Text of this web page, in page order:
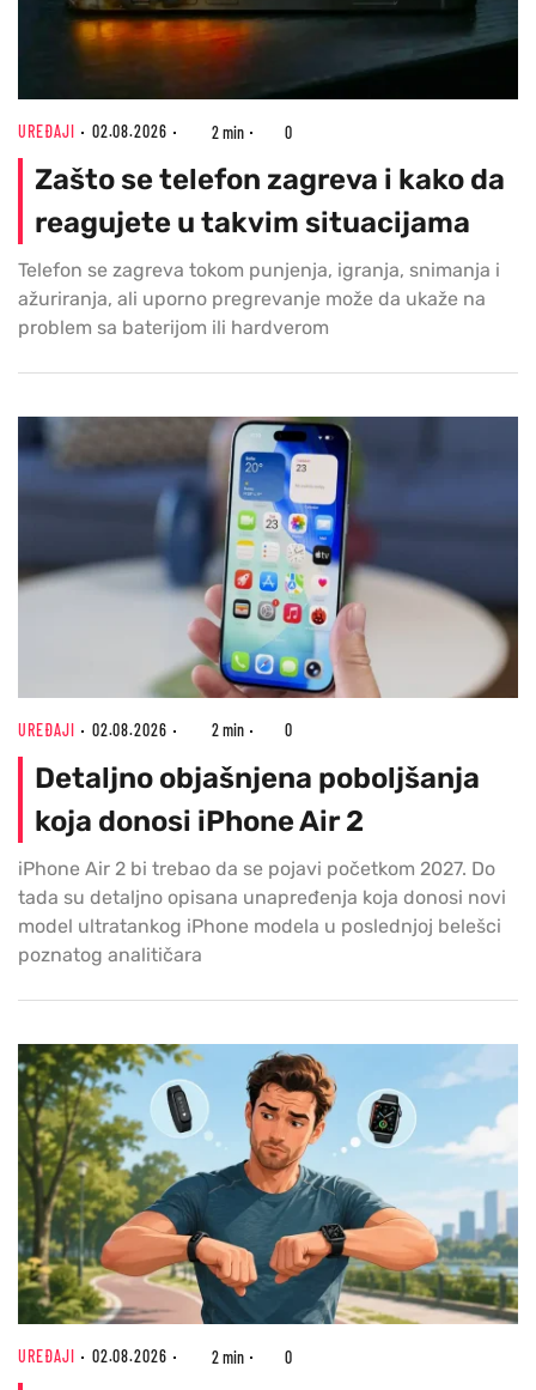
UREĐAJI 02.08.2026 2 min 0
Zašto se telefon zagreva i kako da
reagujete u takvim situacijama
Telefon se zagreva tokom punjenja, igranja, snimanja i
ažuriranja, ali uporno pregrevanje može da ukaže na
problem sa baterijom ili hardverom
UREĐAJI 02.08.2026 2 min 0
Detaljno objašnjena poboljšanja
koja donosi iPhone Air 2
iPhone Air 2 bi trebao da se pojavi početkom 2027. Do
tada su detaljno opisana unapređenja koja donosi novi
model ultratankog iPhone modela u poslednjoj belešci
poznatog analitičara
UREĐAJI 02.08.2026 2 min 0